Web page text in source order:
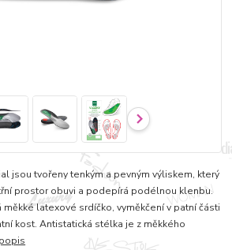
jsou tvořeny tenkým a pevným výliskem, který
prostor obuvi a podepírá podélnou klenbu.
latexové srdíčko, vyměkčení v patní části
kost. Antistatická stélka je z měkkého